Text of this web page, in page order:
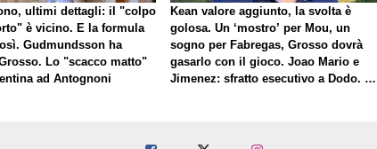
ultimi dettagli: il "colpo
è vicino. E la formula
Gudmundsson ha
Lo "scacco matto"
ad Antognoni
Kean valore aggiunto, la svolta è
golosa. Un ‘mostro’ per Mou, un
sogno per Fabregas, Grosso dovrà
gasarlo con il gioco. Joao Mario e
Jimenez: sfratto esecutivo a Dodo. E